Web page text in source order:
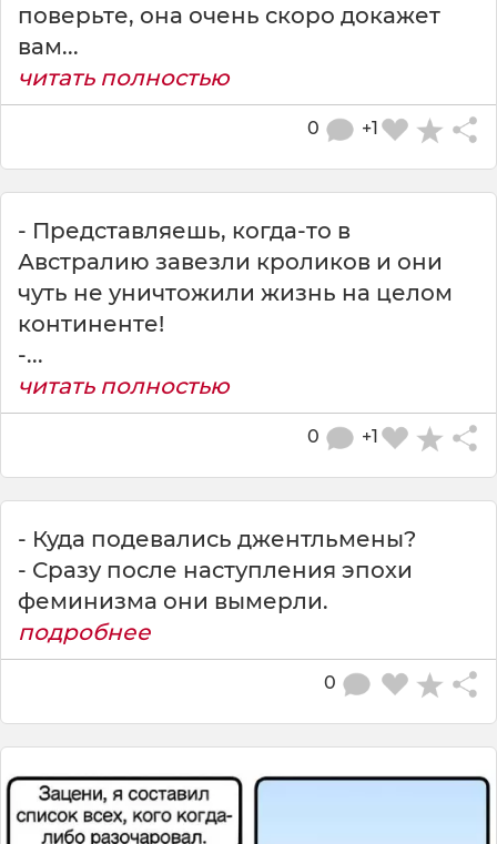
поверьте, она очень скоро докажет
вам...
читать полностью
+1
0
- Представляешь, когда-то в
Австралию завезли кроликов и они
чуть не уничтожили жизнь на целом
континенте!
-...
читать полностью
+1
0
- Куда подевались джентльмены?
- Сразу после наступления эпохи
феминизма они вымерли.
подробнее
0